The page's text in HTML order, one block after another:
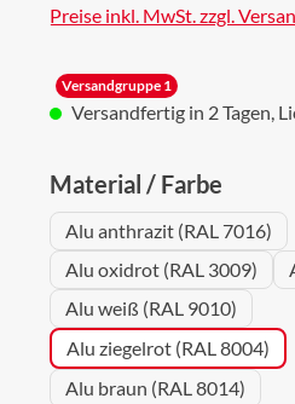
Preise inkl. MwSt. zzgl.
Versandgruppe 1
Versandfertig in 2 Tagen,
Material / Farbe
Alu anthrazit (RAL 7016)
Alu oxidrot (RAL 3009)
Alu weiß (RAL 9010)
Alu ziegelrot (RAL 8004)
Alu braun (RAL 8014)